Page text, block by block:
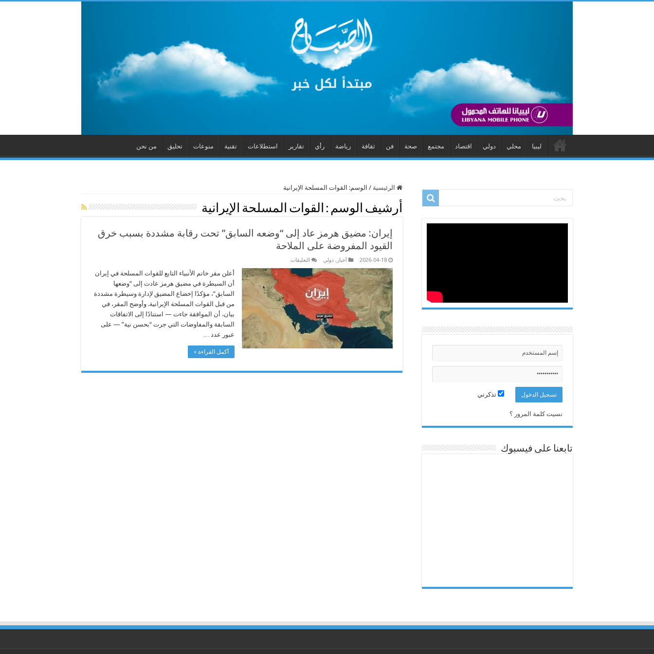
ليبيا محلي دولي اقتصاد مجتمع صحة فن ثقافة رياضة رأي تقارير استطلاعات تقنية منوعات تحليق من نحن
الرئيسية / الوسم: القوات المسلحة الإيرانية
أرشيف الوسم : القوات المسلحة الإيرانية
إيران: مضيق هرمز عاد إلى “وضعه السابق” تحت رقابة مشددة بسبب خرق
القيود المفروضة على الملاحة
2026-04-18 أخبار , دولي التعليقات
مضيق
“وضعه
السابق”
تحت
رقابة
مشددة
المفروضة
أعلن مقر خاتم الأنبياء التابع للقوات المسلحة في إيران
أن السيطرة في مضيق هرمز عادت إلى “وضعها
السابق”، مؤكدًا إخضاع المضيق لإدارة وسيطرة مشددة
من قبل القوات المسلحة الإيرانية. وأوضح المقر، في
بيان، أن الموافقة جاءت — استنادًا إلى الاتفاقات
السابقة والمفاوضات التي جرت “بحسن نية” — على
عبور عدد …
أكمل القراءة »
تذكرني
نسيت كلمة المرور ؟
تابعنا على فيسبوك